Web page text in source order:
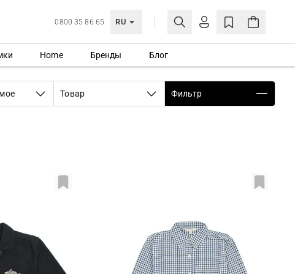
0800 35 86 65 RU
ЛИЧНЫЙ КАБИНЕТ
ВОЙТИ
Home Бренды Блог
Товар Фильтр